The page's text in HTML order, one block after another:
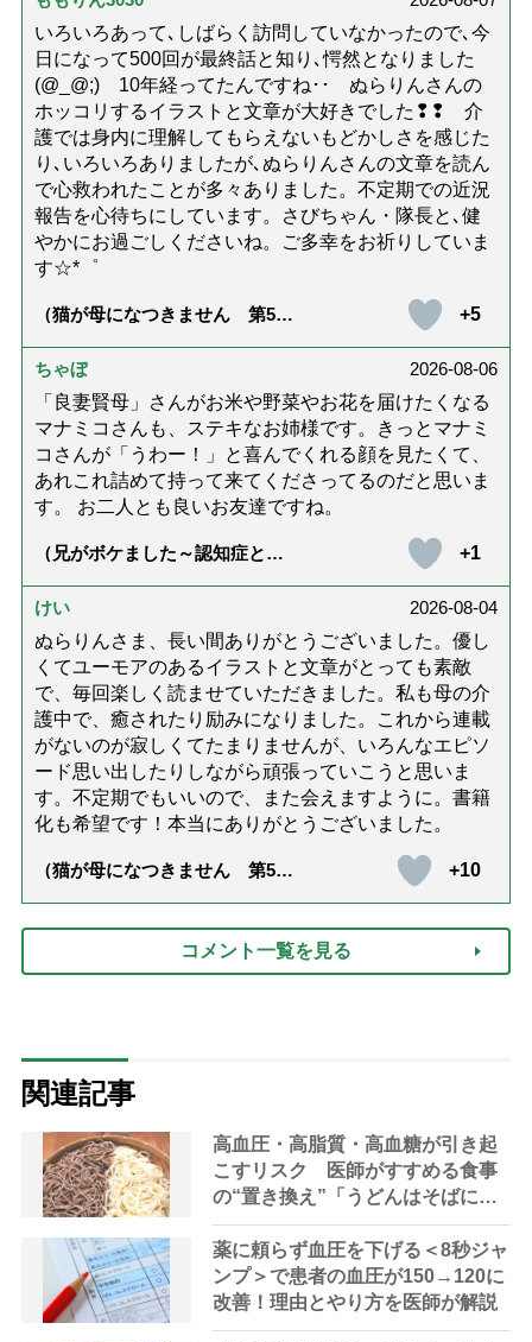
いろいろあって､しばらく訪問していなかったので､今
日になって500回が最終話と知り､愕然となりました
(@_@;) 10年経ってたんですね･･ ぬらりんさんの
ホッコリするイラストと文章が大好きでした❢❢ 介
護では身内に理解してもらえないもどかしさを感じた
り､いろいろありましたが､ぬらりんさんの文章を読ん
で心救われたことが多々ありました。不定期での近況
報告を心待ちにしています。さびちゃん・隊長と､健
やかにお過ごしくださいね。ご多幸をお祈りしていま
す☆*゜
（猫が母になつきません 第500
+5
ちゃぼ
2026-08-06
「良妻賢母」さんがお米や野菜やお花を届けたくなる
マナミコさんも、ステキなお姉様です。きっとマナミ
コさんが「うわー！」と喜んでくれる顔を見たくて、
あれこれ詰めて持って来てくださってるのだと思いま
す。 お二人とも良いお友達ですね。
（兄がボケました～認知症と介
達』が届きました」）
+1
けい
2026-08-04
ぬらりんさま、長い間ありがとうございました。優し
くてユーモアのあるイラストと文章がとっても素敵
で、毎回楽しく読ませていただきました。私も母の介
護中で、癒されたり励みになりました。これから連載
がないのが寂しくてたまりませんが、いろんなエピソ
ード思い出したりしながら頑張っていこうと思いま
す。不定期でもいいので、また会えますように。書籍
化も希望です！本当にありがとうございました。
（猫が母になつきません 第500
+10
コメント一覧を見る
関連記事
高血圧・高脂質・高血糖が引き起
こすリスク 医師がすすめる食事
の“置き換え”「うどんはそばに」
「肉は鶏肉を」「砂糖よりはちみ
つ」
薬に頼らず血圧を下げる＜8秒ジャ
ンプ＞で患者の血圧が150→120に
改善！理由とやり方を医師が解説